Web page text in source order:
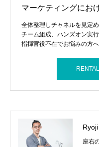
マーケティングにお
全体整理しチャネルを見定
チーム組成、ハンズオン実
指揮官役不在でお悩みの方へ
座右